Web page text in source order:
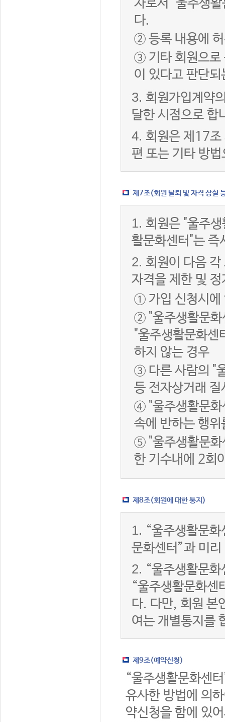
자로서 "울주생
다.
② 등록 내용에
③ 기타 회원으로
이 있다고 판단되
3. 회원가입계약
달한 시점으로 합
4. 회원은 제17조
편 또는 기타 방
제7조(회원 탈퇴 및 자격 상실
1. 회원은 "울주
활문화센터"는 즉
2. 회원이 다음
자격을 제한 및
① 가입 신청시에
② "울주생활문화
"울주생활문화센
하지 않는 경우
③ 다른 사람의 "
등 전자상거래
④ "울주생활문화
속에 반하는 행
⑤ "울주생활문화
한 기수내에 2회
제8조(회원에 대한 통지)
1. “울주생활문
문화센터”과 미
2. “울주생활문
“울주생활문화센
다. 다만, 회원 본
여는 개별통지를
제9조(예약신청)
“울주생활문화센
유사한 방법에 의
약신청을 함에 있